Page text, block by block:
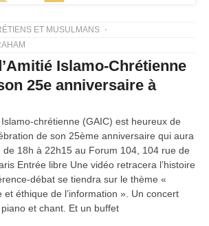
ET MUSULMANS
Islamo-Chrétienne
25e anniversaire à
Islamo-chrétienne (GAIC) est heureux de
de son 25ème anniversaire qui aura
de 18h à 22h15 au Forum 104, 104 rue de
Entrée libre Une vidéo retracera l’histoire
débat se tiendra sur le thème «
et éthique de l’information ». Un concert
et chant. Et un buffet